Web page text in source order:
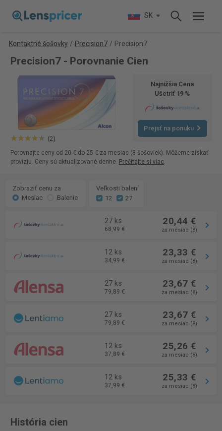
SK
Kontaktné šošovky / Precision7 / Precision7
Precision7 - Porovnanie Cien
(2)
Najnižšia Cena
Ušetriť 19 %
Prejsť na ponuku
Porovnajte ceny od 20 € do 25 € za mesiac (8 šošoviek). Môžeme získať
províziu. Ceny sú aktualizované denne. Prečítajte si viac.
Zobraziť cenu za
Mesiac
Balenie
Veľkosti balení
12
27
27 ks
68,99 €
20,44 €
za mesiac (8)
12 ks
34,99 €
23,33 €
za mesiac (8)
27 ks
79,89 €
23,67 €
za mesiac (8)
27 ks
79,89 €
23,67 €
za mesiac (8)
12 ks
37,89 €
25,26 €
za mesiac (8)
12 ks
37,99 €
25,33 €
za mesiac (8)
História cien